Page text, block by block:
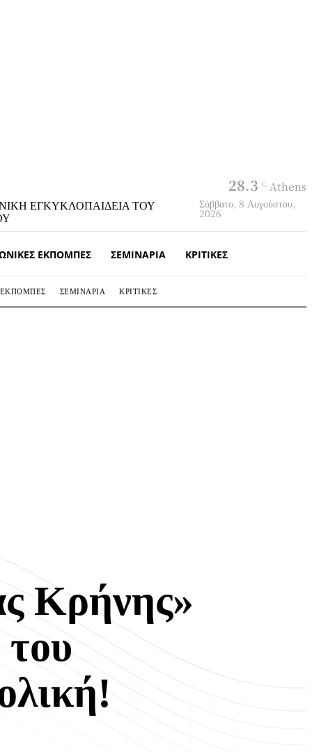
ΕΓΚΥΚΛΟΠΑΙΔΕΙΑ ΤΟΥ
28.3 C Athens
Σάββατο, 8 Αυγούστου,
2026
ΕΚΠΟΜΠΈΣ ΣΕΜΙΝΆΡΙΑ ΚΡΙΤΙΚΈΣ
ΕΚΠΟΜΠΈΣ ΣΕΜΙΝΆΡΙΑ ΚΡΙΤΙΚΈΣ
Κρήνης»